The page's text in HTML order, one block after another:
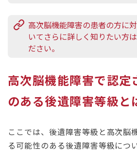
高次脳機能障害の患者の方に
いてさらに詳しく知りたい方
ださい。
高次脳機能障害で認定
のある後遺障害等級と
ここでは、後遺障害等級と高次脳
る可能性のある後遺障害等級につ